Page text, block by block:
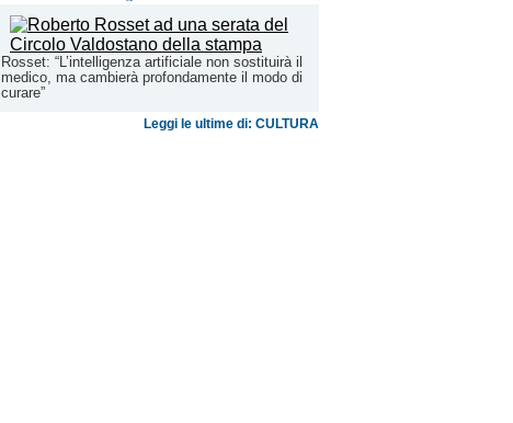
Rosset: “L’intelligenza artificiale non sostituirà il
medico, ma cambierà profondamente il modo di
curare”
Leggi le ultime di: CULTURA